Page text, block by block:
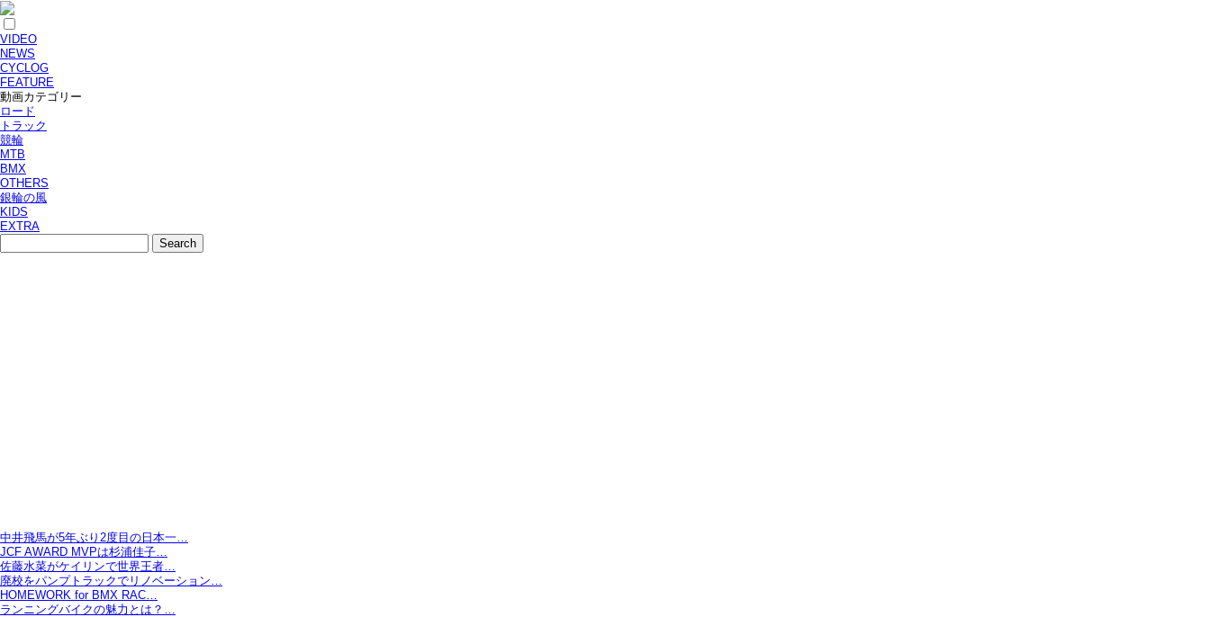
VIDEO
NEWS
CYCLOG
FEATURE
動画カテゴリー
ロード
トラック
競輪
MTB
BMX
OTHERS
銀輪の風
KIDS
EXTRA
中井飛馬が5年ぶり2度目の日本一…
JCF AWARD MVPは杉浦佳子…
佐藤水菜がケイリンで世界王者…
廃校をパンプトラックでリノベーション…
HOMEWORK for BMX RAC…
ランニングバイクの魅力とは？…